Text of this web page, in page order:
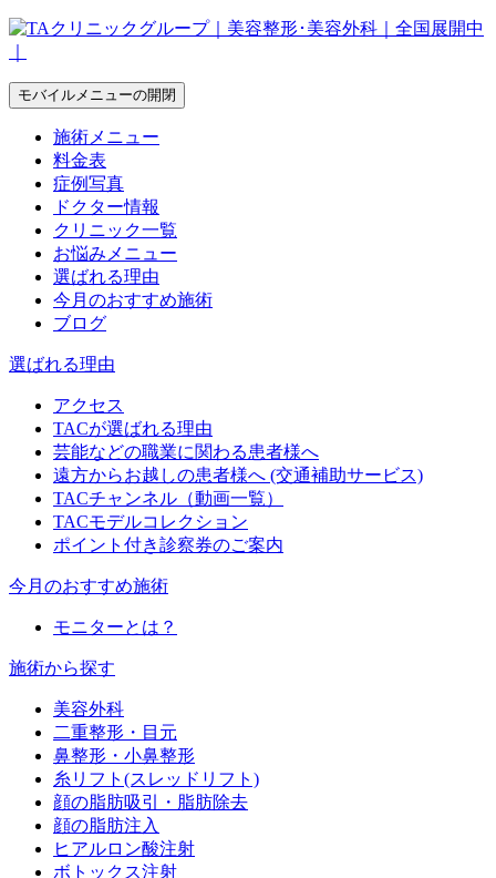
モバイルメニューの開閉
施術メニュー
料金表
症例写真
ドクター情報
クリニック一覧
お悩みメニュー
選ばれる理由
今月のおすすめ施術
ブログ
選ばれる理由
アクセス
TACが選ばれる理由
芸能などの職業に関わる患者様へ
遠方からお越しの患者様へ (交通補助サービス)
TACチャンネル（動画一覧）
TACモデルコレクション
ポイント付き診察券のご案内
今月のおすすめ施術
モニターとは？
施術から探す
美容外科
二重整形・目元
鼻整形・小鼻整形
糸リフト(スレッドリフト)
顔の脂肪吸引・脂肪除去
顔の脂肪注入
ヒアルロン酸注射
ボトックス注射